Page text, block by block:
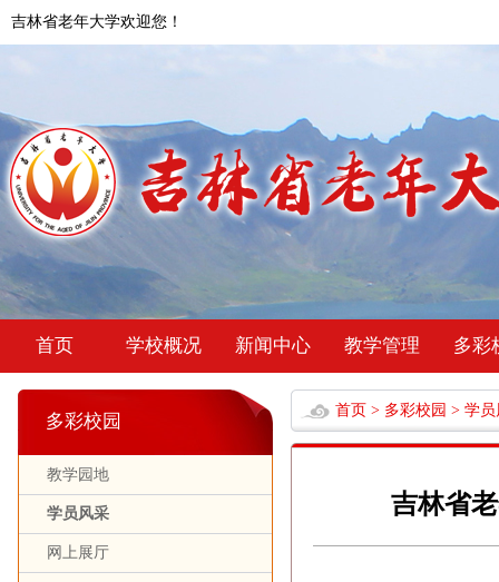
吉林省老年大学欢迎您！
首页 学校概况 新闻中心 教学管理 多彩
多彩校园
教学园地
学员风采
网上展厅
首页 > 多彩校园 > 学员
吉林省